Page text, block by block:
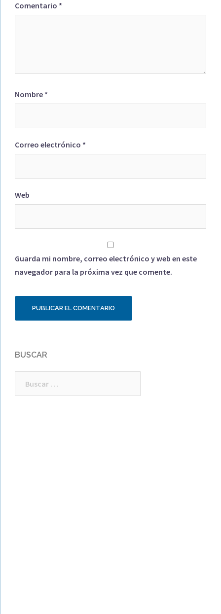
Comentario *
Nombre *
Correo electrónico *
Web
Guarda mi nombre, correo electrónico y web en este
navegador para la próxima vez que comente.
BUSCAR